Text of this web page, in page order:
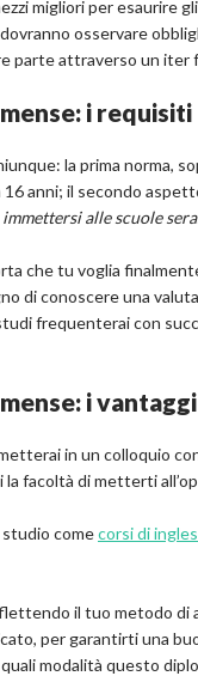
migliori per esaurire
osservare
parte attraverso un iter
i requisiti
la prima norma,
anni; il secondo
immettersi alle scuole
che tu voglia
di conoscere una
frequenterai con
i vantaggi
in un colloquio
facoltà di metterti
comecorsi di
il tuo metodo
per garantirti una
modalità questo